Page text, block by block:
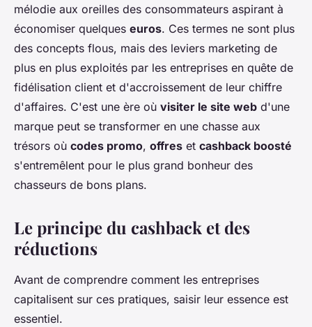
mélodie aux oreilles des consommateurs aspirant à
économiser quelques euros. Ces termes ne sont plus
des concepts flous, mais des leviers marketing de
plus en plus exploités par les entreprises en quête de
fidélisation client et d'accroissement de leur chiffre
d'affaires. C'est une ère où visiter le site web d'une
marque peut se transformer en une chasse aux
trésors où codes promo, offres et cashback boosté
s'entremêlent pour le plus grand bonheur des
chasseurs de bons plans.
Le principe du cashback et des
réductions
Avant de comprendre comment les entreprises
capitalisent sur ces pratiques, saisir leur essence est
essentiel.